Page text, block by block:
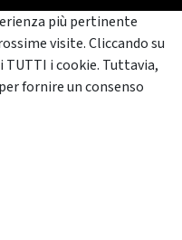
più pertinente
visite. Cliccando su
i cookie. Tuttavia,
fornire un consenso